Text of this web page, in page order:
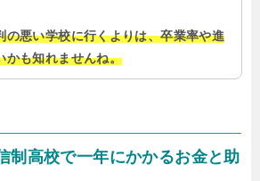
の悪い学校に行くよりは、卒業率や進
かも知れませんね。
制高校で一年にかかるお金と助